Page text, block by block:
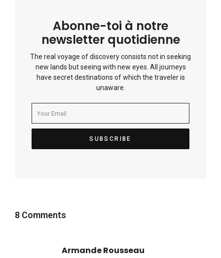
Abonne-toi à notre
newsletter quotidienne
The real voyage of discovery consists not in seeking
new lands but seeing with new eyes. All journeys
have secret destinations of which the traveler is
unaware.
8 Comments
Armande Rousseau